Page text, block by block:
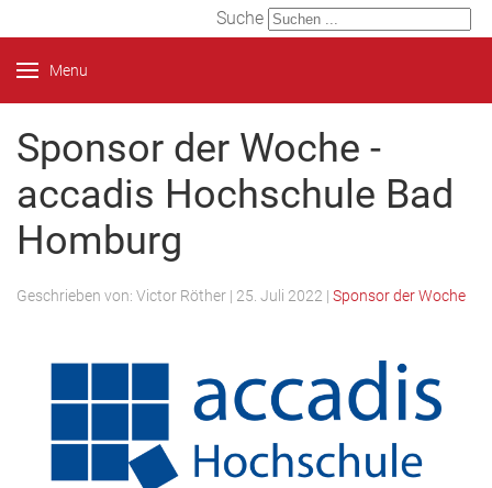
Suche
Menu
Sponsor der Woche -
accadis Hochschule Bad
Homburg
Geschrieben von: Victor Röther | 25. Juli 2022 | Sponsor der Woche